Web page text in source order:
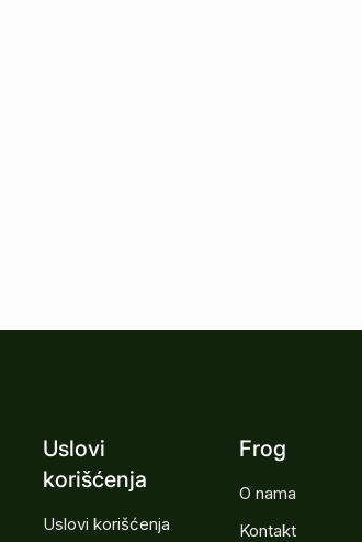
Uslovi
korišćenja
Uslovi korišćenja
Frog
O nama
Kontakt